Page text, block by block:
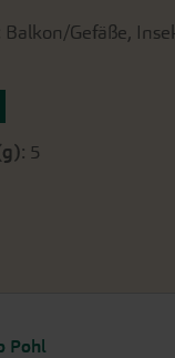
Balkon/Gefäße,
: 5
Pohl
und
Rose